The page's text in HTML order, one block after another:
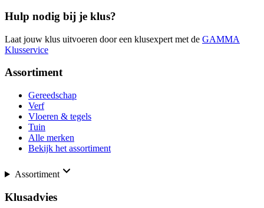
Hulp nodig bij je klus?
Laat jouw klus uitvoeren door een klusexpert met de GAMMA
Klusservice
Assortiment
Gereedschap
Verf
Vloeren & tegels
Tuin
Alle merken
Bekijk het assortiment
Assortiment
Klusadvies